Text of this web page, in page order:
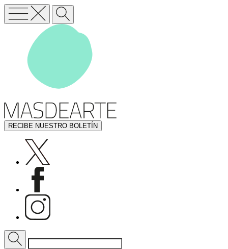
RECIBE NUESTRO BOLETÍN